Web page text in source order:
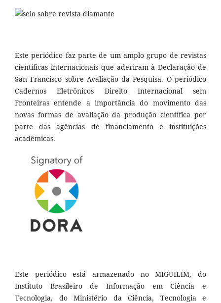
Este periódico faz parte de um amplo grupo de revistas
científicas internacionais que aderiram à Declaração de
San Francisco sobre Avaliação da Pesquisa. O periódico
Cadernos Eletrônicos Direito Internacional sem
Fronteiras entende a importância do movimento das
novas formas de avaliação da produção científica por
parte das agências de financiamento e instituições
acadêmicas.
Este periódico está armazenado no MIGUILIM, do
Instituto Brasileiro de Informação em Ciência e
Tecnologia, do Ministério da Ciência, Tecnologia e